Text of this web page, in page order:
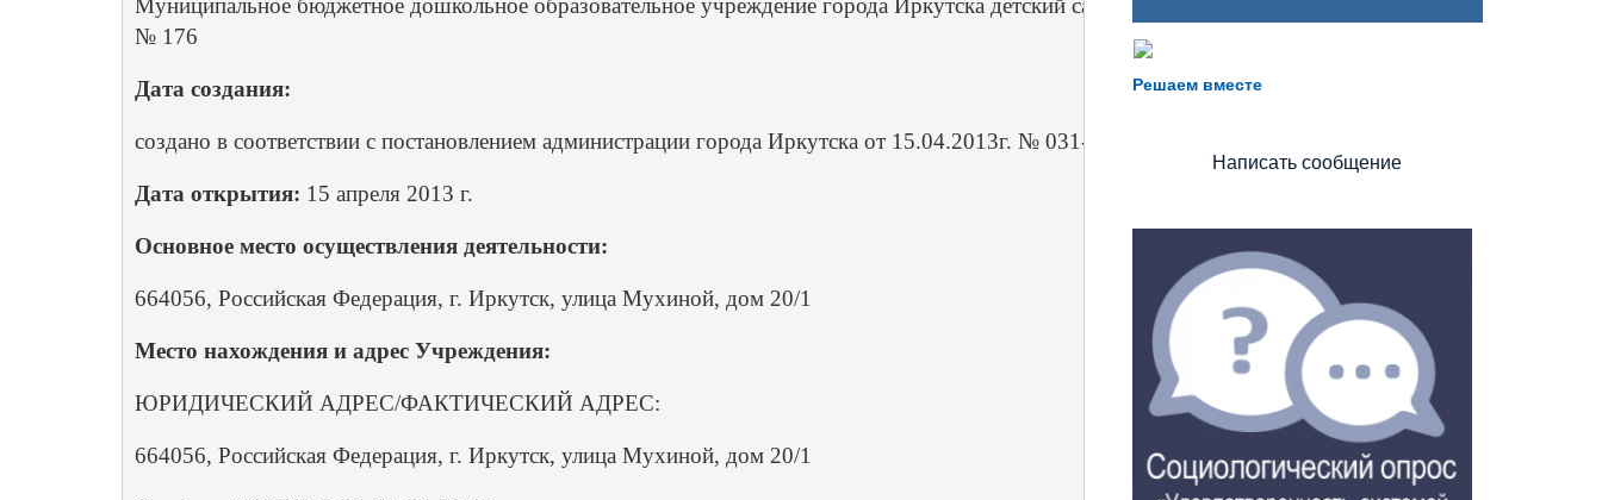
№ 176
Дата создания:
создано в соответствии с постановлением администрации города Иркутска от 15.04.2013г. № 031-06-746/13 О создании муниципального
Дата открытия: 15 апреля 2013 г.
Основное место осуществления деятельности:
664056, Российская Федерация, г. Иркутск, улица Мухиной, дом 20/1
Место нахождения и адрес Учреждения:
ЮРИДИЧЕСКИЙ АДРЕС/ФАКТИЧЕСКИЙ АДРЕС:
664056, Российская Федерация, г. Иркутск, улица Мухиной, дом 20/1
Решаем вместе
Знаете, как улучшить питание и занятия?
Написать сообщение